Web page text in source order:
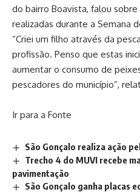
do bairro Boavista, falou
realizadas durante a Semana
“Criei um filho através da
profissão. Penso que estas
aumentar o consumo de
pescadores do município”,
Ir para a Fonte
São Gonçalo realiza ação
Trecho 4 do MUVI recebe
pavimentação
São Gonçalo ganha placas